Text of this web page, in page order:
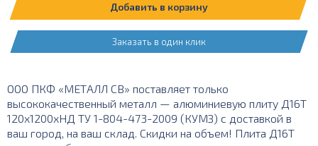
Добавить в корзину
Заказать в один клик
ООО ПКФ «МЕТАЛЛ СВ» поставляет только
высококачественный металл — алюминиевую плиту Д16Т
120х1200хНД ТУ 1-804-473-2009 (КУМЗ) с доставкой в
ваш город, на ваш склад. Скидки на объем! Плита Д16Т